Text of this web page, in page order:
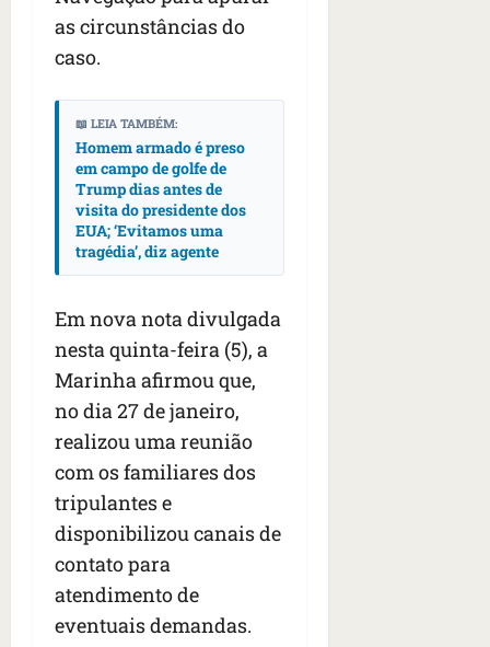
as circunstâncias do
caso.
📖 LEIA TAMBÉM:
Homem armado é preso
em campo de golfe de
Trump dias antes de
visita do presidente dos
EUA; ‘Evitamos uma
tragédia’, diz agente
Em nova nota divulgada
nesta quinta-feira (5), a
Marinha afirmou que,
no dia 27 de janeiro,
realizou uma reunião
com os familiares dos
tripulantes e
disponibilizou canais de
contato para
atendimento de
eventuais demandas.